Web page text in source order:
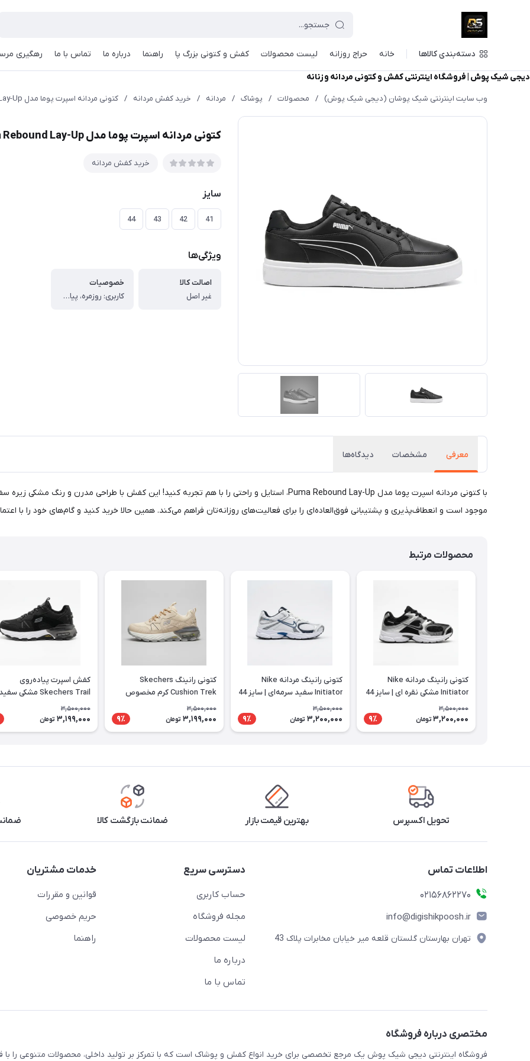
دسته‌بندی کالاها خانه حراج روزانه لیست محصولات کفش و کتونی بزرگ پا راهنما درباره ما تماس با ما رهگیری
دیجی شیک پوش | فروشگاه اینترنتی کفش و کتونی مردانه و زنانه
وب سایت اینترنتی شیک پوشان (دیجی شیک پوش) / محصولات / پوشاک / مردانه / خرید کفش مردانه / کتونی مردانه اسپرت پوما مدل Puma Rebound Lay-Up | مشکی زیره سفید | 41-44
کتونی مردانه اسپرت پوما مدل Puma Rebound Lay-Up | مشکی زیره سفید | 41-44
خرید کفش مردانه
سایز
41
42
43
44
ویژگی‌ها
اصالت کالا
غیر اصل
خصوصیات
کاربری: روزمره، پیاده‌روی، اسپرت ، جنس رویه: چرم صنعتی به‌همراه لایه‌های مصنوعی مقاوم ، جنس زیره: سبک با انعطاف‌پذیری بالا ، کفی داخلی: نرم و راحت، مناسب استفاده طولانی‌مدت ، نوع بستن: بندی ، وزن: سبک، مناسب راه رفتن طولانی ، مقاومت زیره: مقاوم در برابر سایش ، فرم پنجه: استاندارد، بدون فشار به انگشتان ، ویژگی‌ها: ، طراحی ارگونومیک برای کاهش خستگی پا ، جذب ضربه مناسب در ناحیه پاشنه ، مناسب استفاده روزانه و فعالیت‌های سبک ، کیفیت ساخت مناسب نسبت به قیمت ، تولید داخل با کنترل کیفی مناسب ، مناسب برای: ، استفاده روزمره ، پیاده‌روی ، محل کار و فعالیت‌های شهری ، استایل اسپرت و کژوال ، راهنمای سایزبندی کتونی (تولید ایران) ، برای انتخاب سایز مناسب، طول پای خود را از پشت پاشنه تا نوک بلندترین انگشت (بر حسب سانتی‌متر) اندازه‌گیری کرده و با جدول زیر تطبیق دهید: ، سایز کفش طول پا (سانتی‌متر) ، 41 26 ، 42 26.5 ، 43 27 ، 44 27.5 ، نکات مهم انتخاب سایز: ، اگر بین دو سایز هستید، پیشنهاد می‌شود سایز بزرگ‌تر را انتخاب کنید. ، برای استفاده روزمره یا پیاده‌روی طولانی، انتخاب نیم تا یک سانتی‌متر فضای اضافه در پنجه توصیه می‌شود. ، این مدل دارای قالب استاندارد ایرانی است و مناسب پاهای معمولی می‌باشد. ، امکان اختلاف جزئی (±۳ میلی‌متر) در تولید وجود دارد.
معرفی مشخصات دیدگاه‌ها
موجود است و انعطاف‌پذیری و پشتیبانی فوق‌العاده‌ای را برای فعالیت‌های روزانه‌تان فراهم می‌کند. همین حالا خرید کنید و گام‌های خود را با
محصولات مرتبط
کتونی رانینگ مردانه Nike
Initiator مشکی نقره ای | سایز 44
3,500,000
3,200,000 تومان 9٪
کتونی رانینگ مردانه Nike
Initiator سفید سرمه‌ای | سایز 44
3,500,000
3,200,000 تومان 9٪
کتونی رانینگ Skechers
Cushion Trek کرم مخصوص
استفاده روزانه
3,500,000
3,199,000 تومان 9٪
کفش اسپرت پیاده‌روی
Skechers Trail مشکی سفید
3,500,000
3,199,000 تومان
تحویل اکسپرس بهترین قیمت بازار ضمانت بازگشت کالا
اطلاعات تماس
02156862270
info@digishikpoosh.ir
تهران بهارستان گلستان قلعه میر خیابان مخابرات پلاک 43
دسترسی سریع
حساب کاربری
مجله فروشگاه
لیست محصولات
درباره ما
تماس با ما
خدمات مشتریان
قوانین و مقررات
حریم خصوصی
راهنما
مختصری درباره فروشگاه
فروشگاه اینترنتی دیجی شیک پوش یک مرجع تخصصی برای خرید انواع کفش و پوشاک است که با تمرکز بر تولید داخلی، محصولات متنوعی را با